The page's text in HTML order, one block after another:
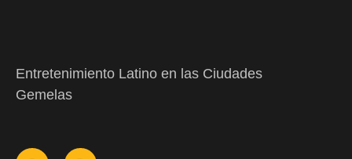
Entretenimiento Latino en las Ciudades
Gemelas